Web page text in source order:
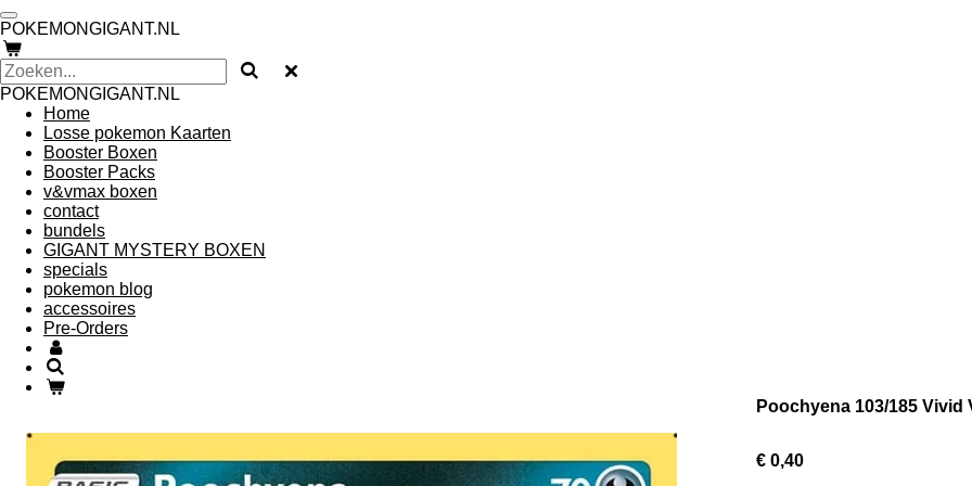
Ga
direct
naar
de
hoofdinhoud
POKEMONGIGANT.NL
POKEMONGIGANT.NL
Home
Losse pokemon Kaarten
Booster Boxen
Booster Packs
v&vmax boxen
contact
bundels
GIGANT MYSTERY BOXEN
specials
pokemon blog
accessoires
Pre-Orders
Poochyena 103/185 Vivid
€ 0,40